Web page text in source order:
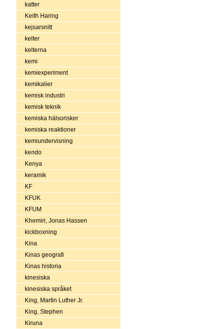
katter
Keith Haring
kejsarsnitt
kelter
kelterna
kemi
kemiexperiment
kemikalier
kemisk industri
kemisk teknik
kemiska hälsorisker
kemiska reaktioner
kemiundervisning
kendo
Kenya
keramik
KF
KFUK
KFUM
Khemiri, Jonas Hassen
kickboxning
Kina
Kinas geografi
Kinas historia
kinesiska
kinesiska språket
King, Martin Luther Jr.
King, Stephen
Kiruna